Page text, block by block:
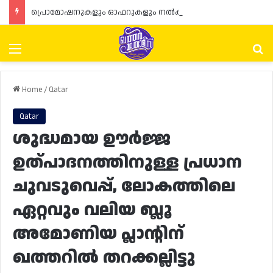
Menu
Home/ Qatar
Qatar
ശുദ്ധമായ ഊർജ്ജ
ഉത്പാദനത്തിനുള്ള പ്രധാന
ചുവടുവെപ്പ്, ലോകത്തിലെ
ഏറ്റവും വലിയ ബ്ലൂ
അമോണിയ പ്ലാന്റിന്
ഖത്തറിൽ തറക്കല്ലിട്ടു